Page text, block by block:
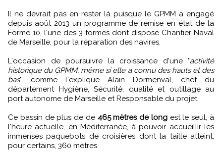
Il ne devrait pas en rester là puisque le GPMM a engagé
depuis août 2013 un programme de remise en état de la
Forme 10, l'une des 3 formes dont dispose Chantier Naval
de Marseille, pour la réparation des navires.
L'occasion de poursuivre la croissance d'une "activité
historique du GPMM, même si elle a connu des hauts et des
bas", comme l'explique Alain Dormenval, chef du
département Hygiène, Sécurité, qualité et outillage au
port autonome de Marseille et Responsable du projet.
Ce bassin de plus de de 465 mètres de longest le seul, à
l'heure actuelle, en Méditerranée, à pouvoir accueillir les
immenses paquebots de croisières dont la taille atteint,
pour certains, 360 mètres.